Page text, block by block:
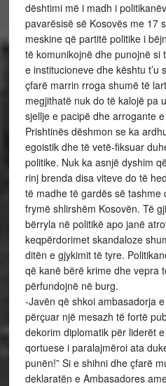
dështimi më i madh i
pavarësisë së Kosovës me 17
meskine që partitë politike i
të komunikojnë dhe punojnë si
e institucioneve dhe kështu t’u
çfarë marrin rroga shumë të
megjithatë nuk do të kalojë pa
sjellje e pacipë dhe arrogante
Prishtinës dëshmon se ka
egoistik dhe të vetë-fiksuar
politike. Nuk ka asnjë dyshim
rinj brenda disa viteve do të
të madhe të gardës së tashme
frymë shlirshëm Kosovën. Të
bërryla në politikë apo janë
keqpërdorimet skandaloze
ditën e gjykimit të tyre.
që kanë bërë krime dhe vepra
përfundojnë në burg.
-Javën që shkoi ambasadorja
përçuar një mesazh të fortë
dekorim diplomatik për liderët
qortuese i paralajmëroi ata
punën!” Si e shihni dhe çfarë
deklaratën e Ambasadores